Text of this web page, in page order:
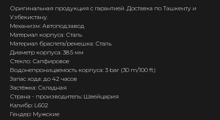
Оригинальная продукция с гарантией. Доставка по Ташкенту и
Узбекистану.
Механизм: Автоподзавод
Материал корпуса: Сталь
Материал браслета/ремешка: Сталь
Диаметр корпуса: 38.5 мм
Стекло: Сапфировое
Водонепроницаемость корпуса: 3 bar (30 m/100 ft)
Запас хода: до 42 часов
Застёжка: Складная
Страна - производитель: Швейцария
Калибр: L602
Гендер: Мужские